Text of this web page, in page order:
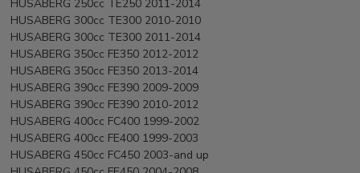
HUSABERG 250cc TE250 2011-2014
HUSABERG 300cc TE300 2010-2010
HUSABERG 300cc TE300 2011-2014
HUSABERG 350cc FE350 2012-2012
HUSABERG 350cc FE350 2013-2014
HUSABERG 390cc FE390 2009-2009
HUSABERG 390cc FE390 2010-2012
HUSABERG 400cc FC400 1999-2002
HUSABERG 400cc FE400 1999-2003
HUSABERG 450cc FC450 2003-and up